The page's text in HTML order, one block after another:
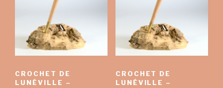
CROCHET DE
LUNÉVILLE –
CROCHET DE
LUNÉVILLE –